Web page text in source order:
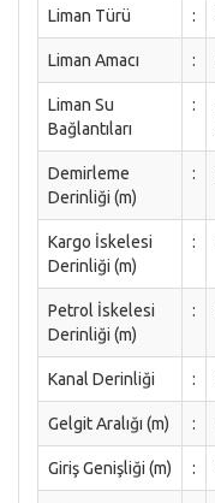
Liman Türü :
Liman Amacı :
Liman Su
Bağlantıları
:
Demirleme
Derinliği (m)
:
Kargo İskelesi
Derinliği (m)
:
Petrol İskelesi
Derinliği (m)
:
Kanal Derinliği :
Gelgit Aralığı (m) :
Giriş Genişliği (m) :